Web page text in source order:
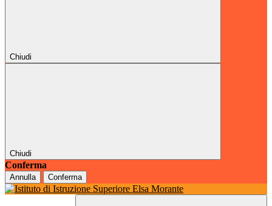
Chiudi
Chiudi
Conferma
Annulla Conferma